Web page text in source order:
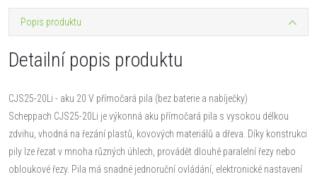
Popis produktu
Detailní popis produktu
CJS25-20Li - aku 20 V přímočará pila (bez baterie a nabíječky)
Scheppach CJS25-20Li je výkonná aku přímočará pila s vysokou délkou
zdvihu, vhodná na řezání plastů, kovových materiálů a dřeva. Díky konstrukci
pily lze řezat v mnoha různých úhlech, provádět dlouhé paralelní řezy nebo
obloukové řezy. Pila má snadné jednoruční ovládání, elektronické nastavení